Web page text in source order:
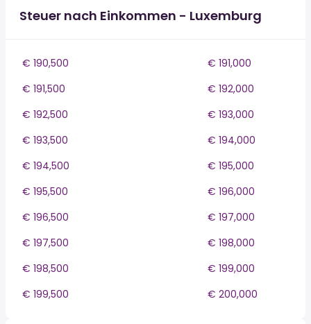
Steuer nach Einkommen - Luxemburg
€ 190,500
€ 191,000
€ 191,500
€ 192,000
€ 192,500
€ 193,000
€ 193,500
€ 194,000
€ 194,500
€ 195,000
€ 195,500
€ 196,000
€ 196,500
€ 197,000
€ 197,500
€ 198,000
€ 198,500
€ 199,000
€ 199,500
€ 200,000